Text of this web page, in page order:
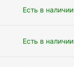
Есть в наличии
Есть в наличии